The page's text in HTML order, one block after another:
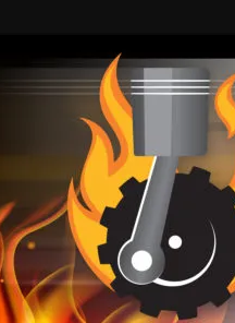
De meest krachtige